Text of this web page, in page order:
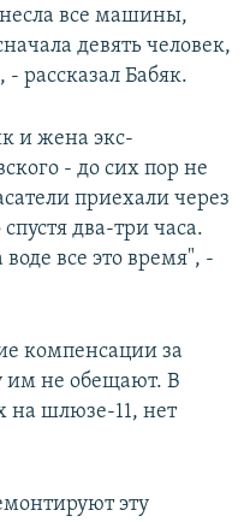
все машины,
девять человек,
рассказал Бабяк.
и жена экс-
- до сих пор не
приехали через
два-три часа.
все это время", -
компенсации за
им не обещают. В
на шлюзе-11, нет
эту